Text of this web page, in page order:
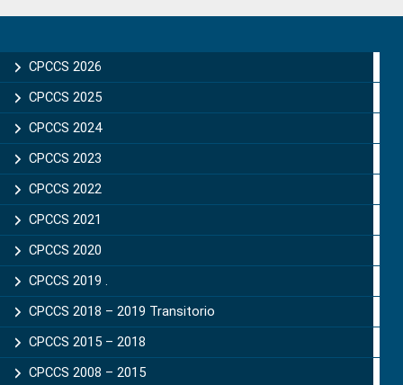
Sidebar
CPCCS 2026
CPCCS 2025
CPCCS 2024
CPCCS 2023
CPCCS 2022
CPCCS 2021
CPCCS 2020
CPCCS 2019 .
CPCCS 2018 – 2019 Transitorio
CPCCS 2015 – 2018
CPCCS 2008 – 2015